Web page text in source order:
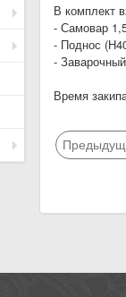
В комплект
- Самовар
- Поднос
-
Время